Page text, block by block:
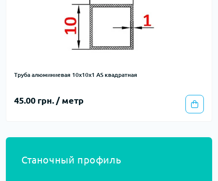
Труба алюминиевая 10х10х1 AS квадратная
45.00 грн. / метр
Станочный профиль